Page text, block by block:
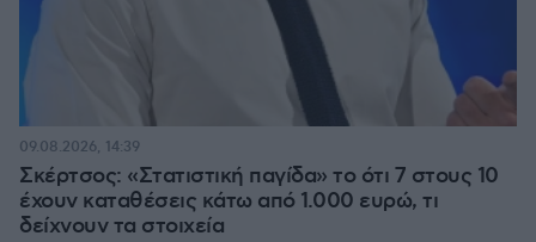
Σκέρτσος: «Στατιστική παγίδα» το ότι 7 στους 10
έχουν καταθέσεις κάτω από 1.000 ευρώ, τι
δείχνουν τα στοιχεία
09.08.2026, 14:39